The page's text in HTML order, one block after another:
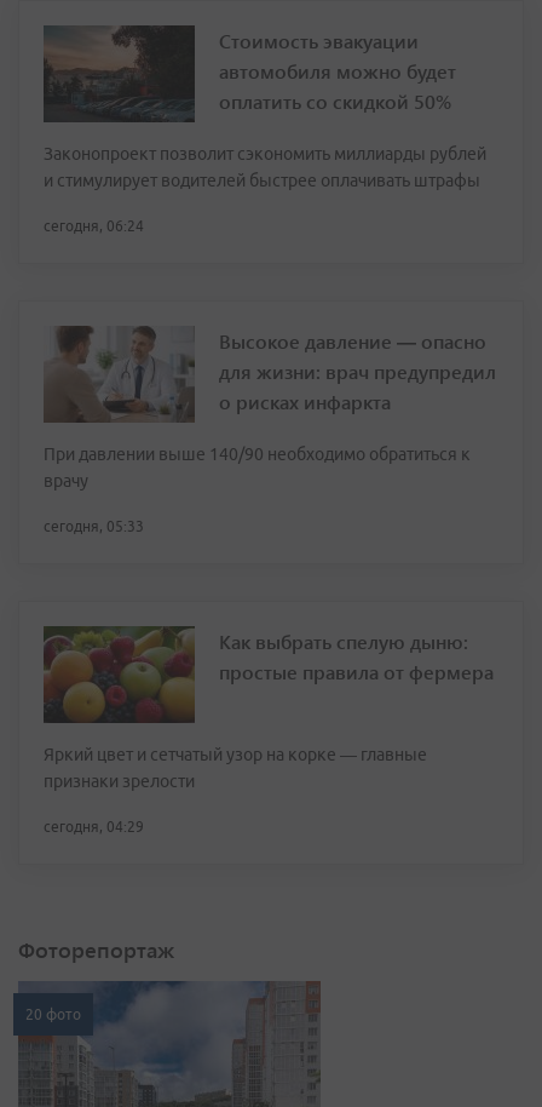
Стоимость эвакуации
автомобиля можно будет
оплатить со скидкой 50%
Законопроект позволит сэкономить миллиарды рублей
и стимулирует водителей быстрее оплачивать штрафы
сегодня, 06:24
Высокое давление — опасно
для жизни: врач предупредил
о рисках инфаркта
При давлении выше 140/90 необходимо обратиться к
врачу
сегодня, 05:33
Как выбрать спелую дыню:
простые правила от фермера
Яркий цвет и сетчатый узор на корке — главные
признаки зрелости
сегодня, 04:29
Фоторепортаж
20 фото